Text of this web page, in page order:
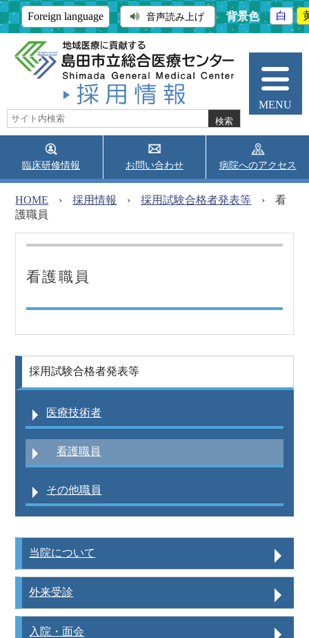
Foreign language 音声読み上げ 背景色 白
MENU
臨床研修情報 お問い合わせ 病院へのアクセス
当院について 外来受診
入院・面会
診療科・部門
医師採用情報 医療技術者採用情報
臨床研修情報
福利厚生
HOME › 採用情報 › 採用試験合格者発表等 ›
看
護職員
看護職員
採用試験合格者発表等
医療技術者
看護職員
その他職員
当院について
外来受診
入院・面会